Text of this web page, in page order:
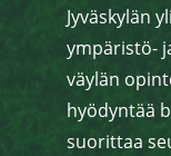
Jyväskylän
ympäristö-
väylän
hyödyntää
suorittaa